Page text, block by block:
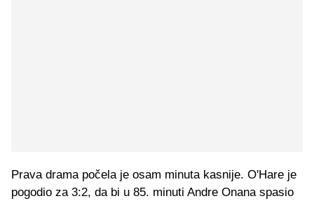
Prava drama počela je osam minuta kasnije. O'Hare je
pogodio za 3:2, da bi u 85. minuti Andre Onana spasio